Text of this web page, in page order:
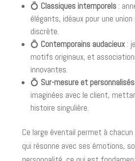
💍 Classiques intemporels:
élégants, idéaux pour une
discrète.
💍 Contemporains audacieux:
motifs originaux, et
innovantes.
💍 Sur-mesure et personnalisés
imaginées avec le client,
histoire singulière.
Ce large éventail permet à
qui résonne avec ses émotions,